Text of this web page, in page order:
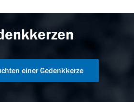
einer Gedenkkerze